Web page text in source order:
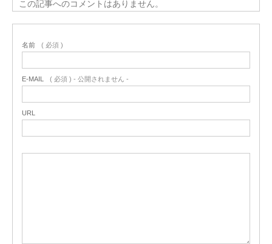
この記事へのコメントはありません。
名前 ( 必須 )
E-MAIL ( 必須 ) - 公開されません -
URL